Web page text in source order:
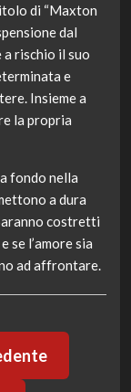
di “Maxton
dal
rischio il suo
e
Insieme a
la propria
fondo nella
a dura
costretti
se l’amore sia
ad affrontare.